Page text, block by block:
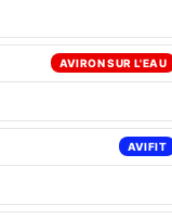
AVIRON SUR L'EAU
AVIFIT